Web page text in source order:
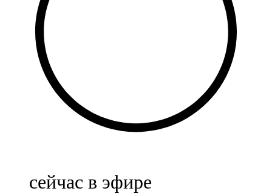
Балык бистәсе
104,9 FM
Баулы
107,5 FM
Биләр
Болгар
сейчас в эфире